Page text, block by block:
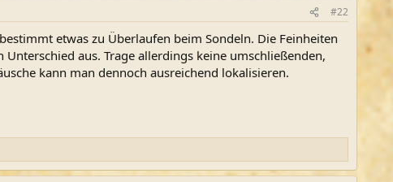
#22
etwas zu Überlaufen beim Sondeln. Die Feinheiten
aus. Trage allerdings keine umschließenden,
kann man dennoch ausreichend lokalisieren.